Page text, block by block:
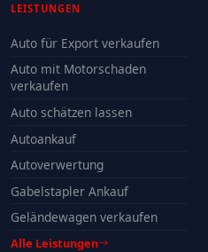
LEISTUNGEN
Auto für Export verkaufen
Auto mit Motorschaden
verkaufen
Auto schätzen lassen
Autoankauf
Autoverwertung
Gabelstapler Ankauf
Geländewagen verkaufen
Alle Leistungen